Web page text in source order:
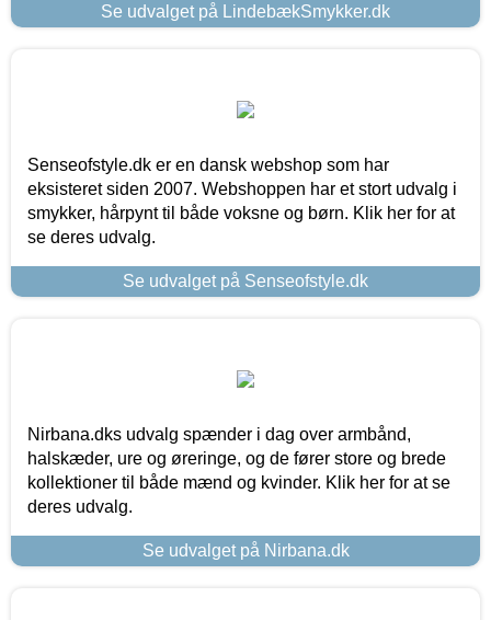
Se udvalget på LindebækSmykker.dk
Senseofstyle.dk er en dansk webshop som har
eksisteret siden 2007. Webshoppen har et stort udvalg i
smykker, hårpynt til både voksne og børn. Klik her for at
se deres udvalg.
Se udvalget på Senseofstyle.dk
Nirbana.dks udvalg spænder i dag over armbånd,
halskæder, ure og øreringe, og de fører store og brede
kollektioner til både mænd og kvinder. Klik her for at se
deres udvalg.
Se udvalget på Nirbana.dk